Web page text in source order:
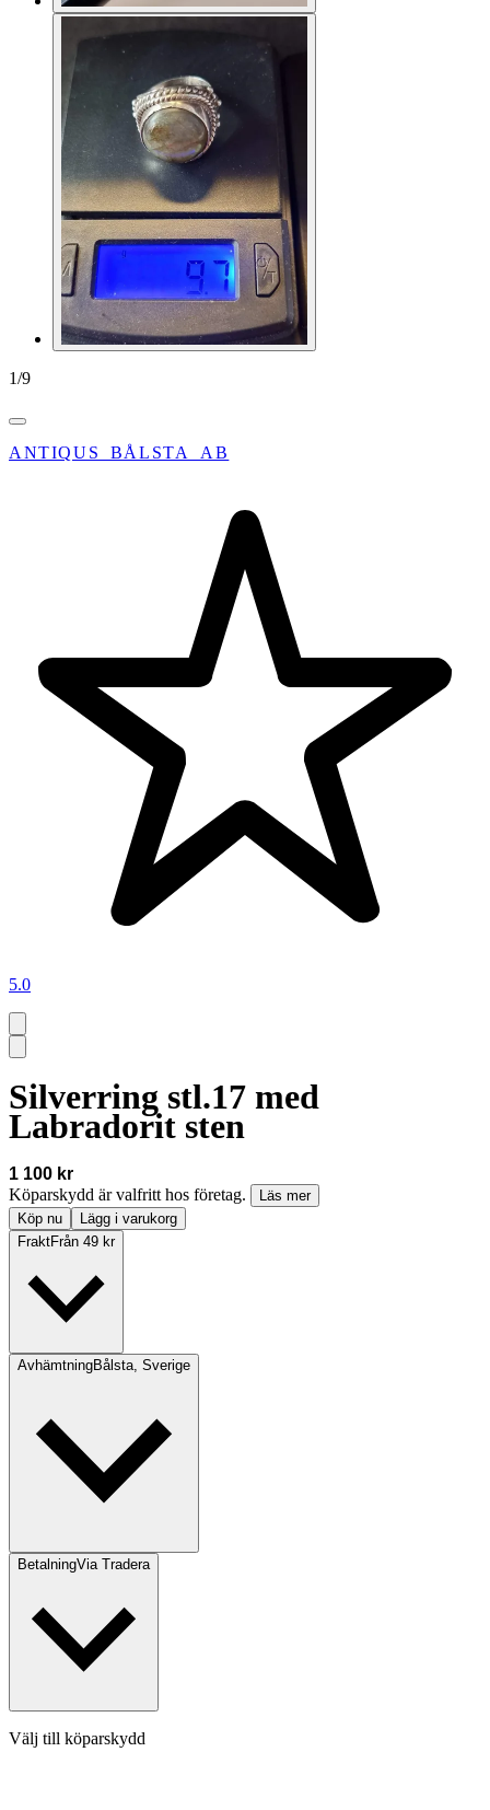
1/9
ANTIQUS_BÅLSTA_AB
5.0
Silverring stl.17 med
Labradorit sten
1 100 kr
Köparskydd är valfritt hos företag.
Läs mer
Köp nu
Lägg i varukorg
FraktFrån 49 kr
AvhämtningBålsta, Sverige
BetalningVia Tradera
Välj till köparskydd